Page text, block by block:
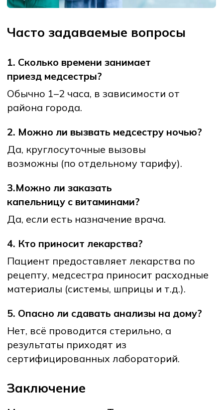
Сертификаты
Услуги Отзывы
©Все права защищены 2025.
Скачать
на Android
Скачать
Сайт разработали w2w.uz
Публичная оферта
и политика конфиденциальности